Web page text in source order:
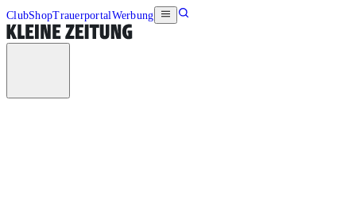
ClubShopTrauerportalWerbung